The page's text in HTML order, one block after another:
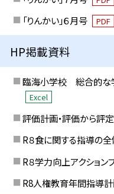
「りんかい」６月号
PDF
HP掲載資料
臨海小学校 総合的な
Excel
評価計画・評価から評
R８食に関する指導の
R８学力向上アクション
R8人権教育年間指導